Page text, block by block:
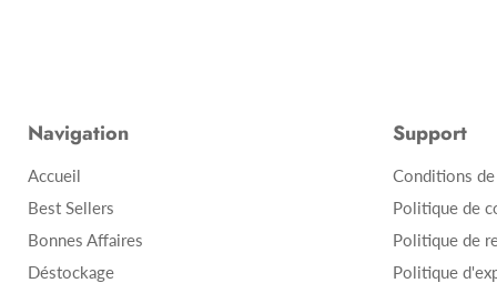
Navigation
Accueil
Best Sellers
Bonnes Affaires
Déstockage
Support
Conditions
Politique de
Politique de
Politique